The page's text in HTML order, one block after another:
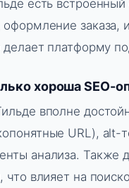
есть
оформление
платформу
хороша SEO-
вполне
URL), alt-
анализа. Также
что влияет на